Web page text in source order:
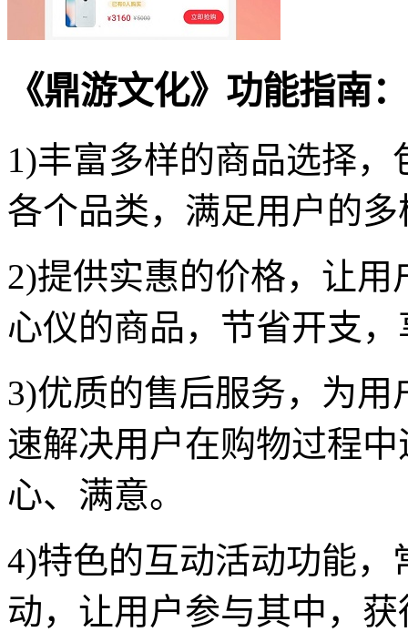
《鼎游文化》功能指南：
1)丰富多样的商品选择
各个品类，满足用户的
2)提供实惠的价格，让
心仪的商品，节省开支
3)优质的售后服务，为
速解决用户在购物过程
心、满意。
4)特色的互动活动功能
动，让用户参与其中，